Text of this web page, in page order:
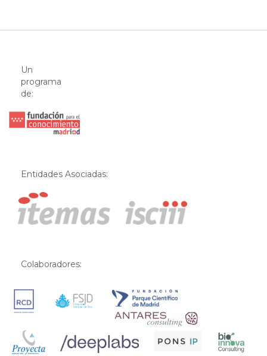
Un
programa
de:
Entidades Asociadas:
Colaboradores: